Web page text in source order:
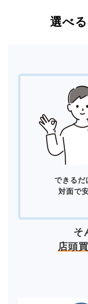
選べ
できるだ
対面で
そ
店頭